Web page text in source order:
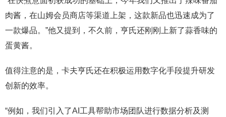
肉酱，在山姆会员商店等渠道上架，这款新品也迅速成为了
一款爆品。”他又提到，不久前，亨氏还刚刚上新了蒜香味的
蛋黄酱。
值得注意的是，卡夫亨氏还在积极运用数字化手段提升研发
创新的效率。
“例如，我们引入了AI工具帮助市场团队进行数据分析及测